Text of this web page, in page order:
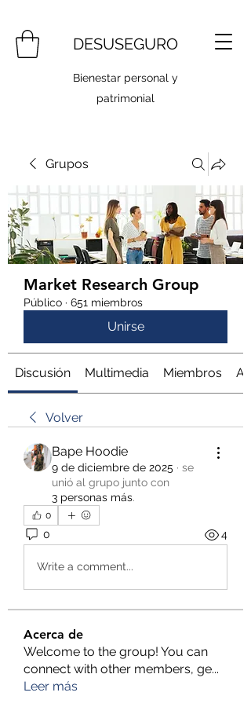
DESUSEGURO
Bienestar personal y
patrimonial
Grupos
Market Research Group
Público · 651 miembros
Unirse
Discusión Multimedia Miembros
Volver
Bape Hoodie
9 de diciembre de 2025 · se
unió al grupo junto con
3 personas más.
0
0 4
Write a comment...
Acerca de
Welcome to the group! You can
connect with other members, ge...
Leer más